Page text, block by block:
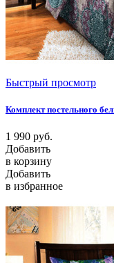
Быстрый просмотр
Комплект постельного
1 990 руб.
Добавить
в корзину
Добавить
в избранное